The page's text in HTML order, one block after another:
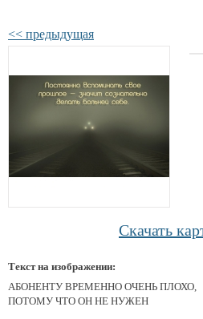
<< предыдущая
Скачать
Текст на изображении:
АБОНЕНТУ ВРЕМЕННО ОЧЕНЬ ПЛОХО,
ПОТОМУ ЧТО ОН НЕ НУЖЕН